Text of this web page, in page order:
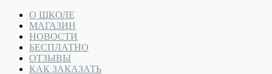
О ШКОЛЕ
МАГАЗИН
НОВОСТИ
БЕСПЛАТНО
ОТЗЫВЫ
КАК ЗАКАЗАТЬ